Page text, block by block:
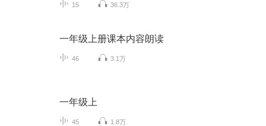
15 36.3万
一年级上册课本内容朗读
46 3.1万
一年级上
45 1.8万